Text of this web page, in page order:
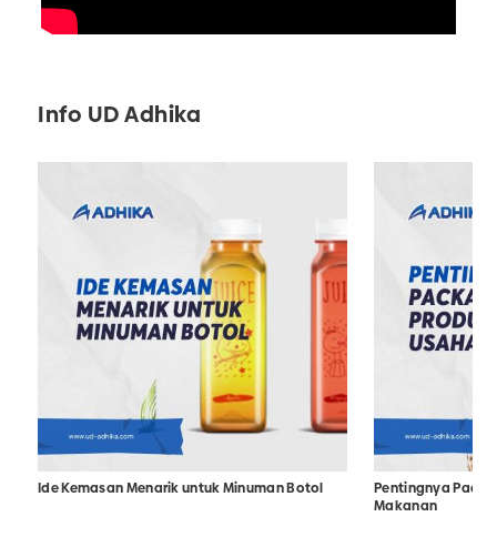
Info UD Adhika
Ide Kemasan Menarik untuk Minuman Botol
Pentingnya
Makanan